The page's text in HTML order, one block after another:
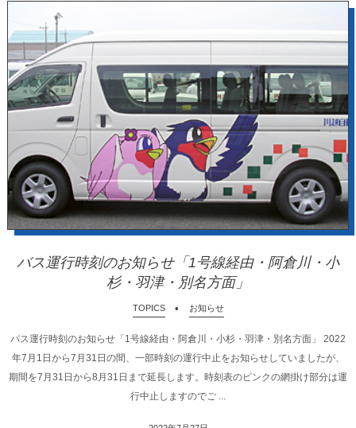
バス運行時刻のお知らせ「1号線経由・阿倉川・小
杉・羽津・別名方面」
TOPICS お知らせ
バス運行時刻のお知らせ「1号線経由・阿倉川・小杉・羽津・別名方面」 2022
年7月1日から7月31日の間、一部時刻の運行中止をお知らせしていましたが、
期間を7月31日から8月31日まで延長します。時刻表のピンクの網掛け部分は運
行中止しますのでご ...